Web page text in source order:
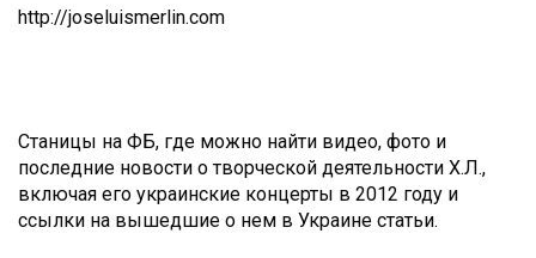
http://joseluismerlin.com
Станицы на ФБ, где можно найти видео, фото и
последние новости о творческой деятельности Х.Л.,
включая его украинские концерты в 2012 году и
ссылки на вышедшие о нем в Украине статьи.